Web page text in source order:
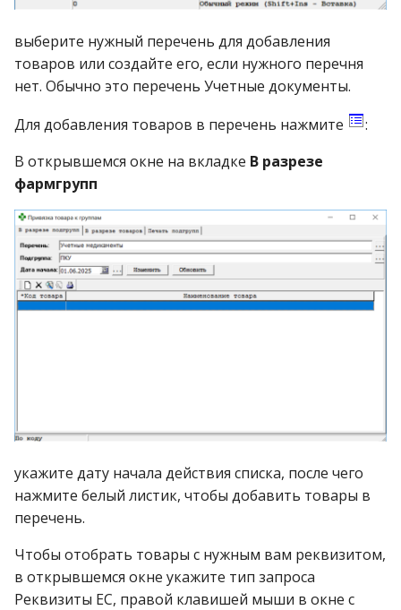
выберите нужный перечень для добавления
товаров или создайте его, если нужного перечня
нет. Обычно это перечень Учетные документы.
Для добавления товаров в перечень нажмите
:
В открывшемся окне на вкладке В разрезе
фармгрупп
укажите дату начала действия списка, после чего
нажмите белый листик, чтобы добавить товары в
перечень.
Чтобы отобрать товары с нужным вам реквизитом,
в открывшемся окне укажите тип запроса
Реквизиты ЕС, правой клавишей мыши в окне с